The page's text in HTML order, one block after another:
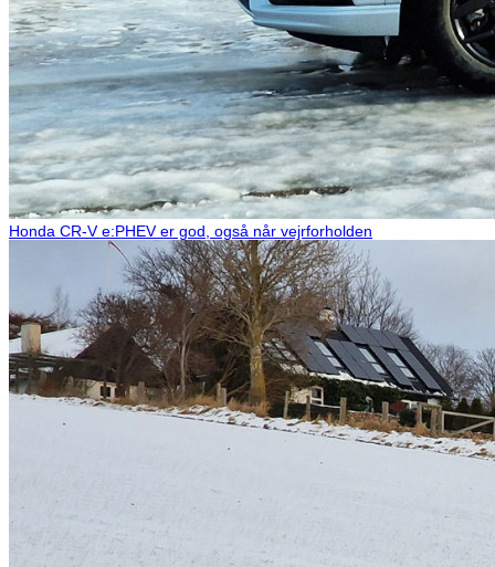
Honda CR-V e:PHEV er god, også når vejrforholden